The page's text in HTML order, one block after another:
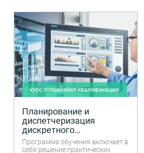
курс повышения квалификации
Планирование и
диспетчеризация
дискретного
производства. Решение
практических примеров в
Программа обучения включает в
себя решение практических